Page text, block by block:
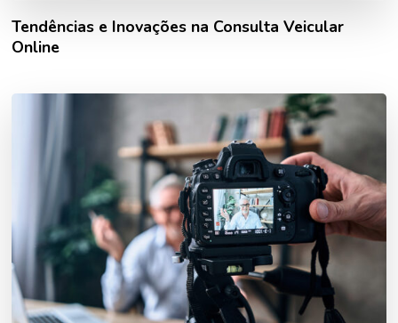
Tendências e Inovações na Consulta Veicular
Online